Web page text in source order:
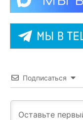
Подписаться